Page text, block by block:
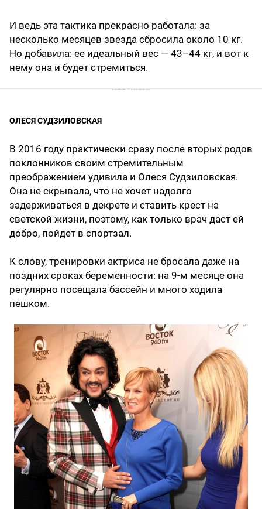
И ведь эта тактика прекрасно работала: за
несколько месяцев звезда сбросила около 10 кг.
Но добавила: ее идеальный вес — 43–44 кг, и вот к
нему она и будет стремиться.
ОЛЕСЯ СУДЗИЛОВСКАЯ
В 2016 году практически сразу после вторых родов
поклонников своим стремительным
преображением удивила и Олеся Судзиловская.
Она не скрывала, что не хочет надолго
задерживаться в декрете и ставить крест на
светской жизни, поэтому, как только врач даст ей
добро, пойдет в спортзал.
К слову, тренировки актриса не бросала даже на
поздних сроках беременности: на 9-м месяце она
регулярно посещала бассейн и много ходила
пешком.